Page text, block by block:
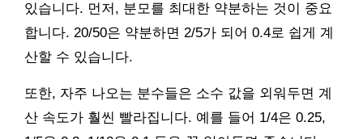
있습니다. 먼저, 분모를 최대한 약분하는 것이 중요
합니다. 20/50은 약분하면 2/5가 되어 0.4로 쉽게 계
산할 수 있습니다.
또한, 자주 나오는 분수들은 소수 값을 외워두면 계
산 속도가 훨씬 빨라집니다. 예를 들어 1/4은 0.25,